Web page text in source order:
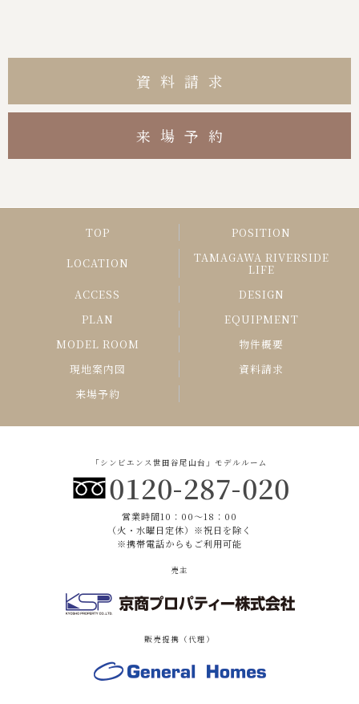
資料請求
来場予約
TOP POSITION
LOCATION TAMAGAWA RIVERSIDE
LIFE
ACCESS
DESIGN
PLAN
EQUIPMENT
MODEL ROOM
物件概要
現地案内図
資料請求
来場予約
「シンビエンス世田谷尾山台」モデルルーム
0120-287-020
営業時間10：00〜18：00
（火・水曜日定休）※祝日を除く
※携帯電話からもご利用可能
売主
販売提携（代理）